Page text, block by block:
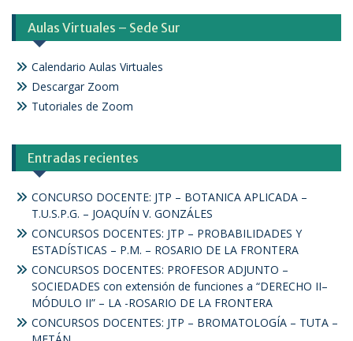
Aulas Virtuales – Sede Sur
Calendario Aulas Virtuales
Descargar Zoom
Tutoriales de Zoom
Entradas recientes
CONCURSO DOCENTE: JTP – BOTANICA APLICADA –
T.U.S.P.G. – JOAQUÍN V. GONZÁLES
CONCURSOS DOCENTES: JTP – PROBABILIDADES Y
ESTADÍSTICAS – P.M. – ROSARIO DE LA FRONTERA
CONCURSOS DOCENTES: PROFESOR ADJUNTO –
SOCIEDADES con extensión de funciones a “DERECHO II–
MÓDULO II” – LA -ROSARIO DE LA FRONTERA
CONCURSOS DOCENTES: JTP – BROMATOLOGÍA – TUTA –